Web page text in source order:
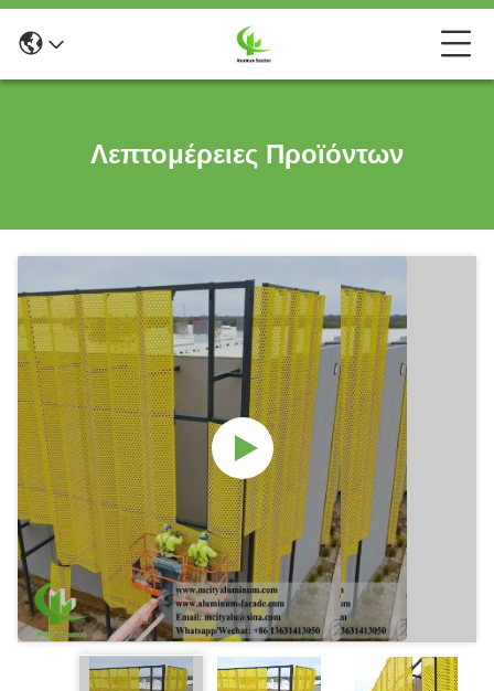
Λεπτομέρειες Προϊόντων